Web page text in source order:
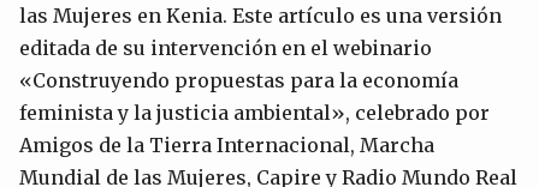
las Mujeres en Kenia. Este artículo es una versión
editada de su intervención en el webinario
«Construyendo propuestas para la economía
feminista y la justicia ambiental», celebrado por
Amigos de la Tierra Internacional, Marcha
Mundial de las Mujeres, Capire y Radio Mundo Real